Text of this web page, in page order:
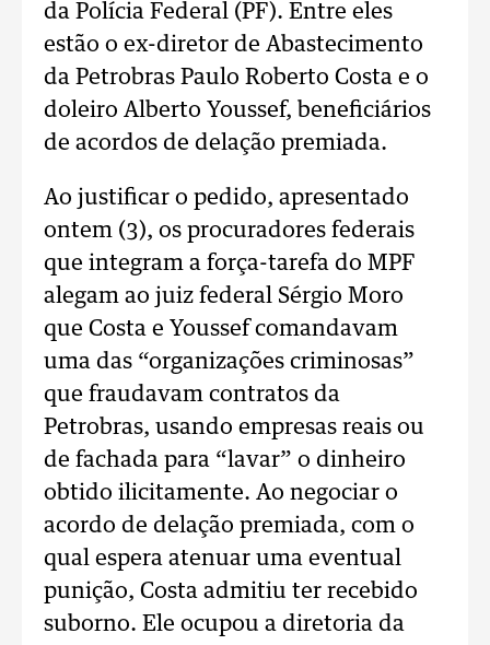
da Polícia Federal (PF). Entre eles
estão o ex-diretor de Abastecimento
da Petrobras Paulo Roberto Costa e o
doleiro Alberto Youssef, beneficiários
de acordos de delação premiada.
Ao justificar o pedido, apresentado
ontem (3), os procuradores federais
que integram a força-tarefa do MPF
alegam ao juiz federal Sérgio Moro
que Costa e Youssef comandavam
uma das “organizações criminosas”
que fraudavam contratos da
Petrobras, usando empresas reais ou
de fachada para “lavar” o dinheiro
obtido ilicitamente. Ao negociar o
acordo de delação premiada, com o
qual espera atenuar uma eventual
punição, Costa admitiu ter recebido
suborno. Ele ocupou a diretoria da